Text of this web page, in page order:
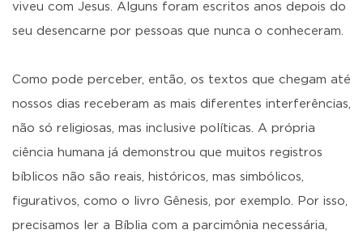
viveu com Jesus. Alguns foram escritos anos depois do
seu desencarne por pessoas que nunca o conheceram.
Como pode perceber, então, os textos que chegam até
nossos dias receberam as mais diferentes interferências,
não só religiosas, mas inclusive políticas. A própria
ciência humana já demonstrou que muitos registros
bíblicos não são reais, históricos, mas simbólicos,
figurativos, como o livro Gênesis, por exemplo. Por isso,
precisamos ler a Bíblia com a parcimônia necessária,